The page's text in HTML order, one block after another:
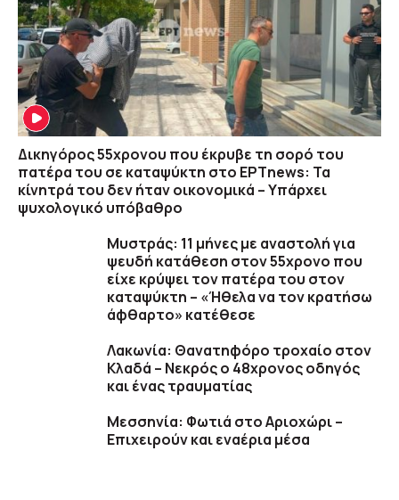
Δικηγόρος 55χρονου που έκρυβε τη σορό του
πατέρα του σε καταψύκτη στο ΕΡΤnews: Τα
κίνητρά του δεν ήταν οικονομικά – Υπάρχει
ψυχολογικό υπόβαθρο
Μυστράς: 11 μήνες με αναστολή για
ψευδή κατάθεση στον 55χρονο που
είχε κρύψει τον πατέρα του στον
καταψύκτη – «Ήθελα να τον κρατήσω
άφθαρτο» κατέθεσε
Λακωνία: Θανατηφόρο τροχαίο στον
Κλαδά – Νεκρός ο 48χρονος οδηγός
και ένας τραυματίας
Μεσσηνία: Φωτιά στο Αριοχώρι –
Επιχειρούν και εναέρια μέσα